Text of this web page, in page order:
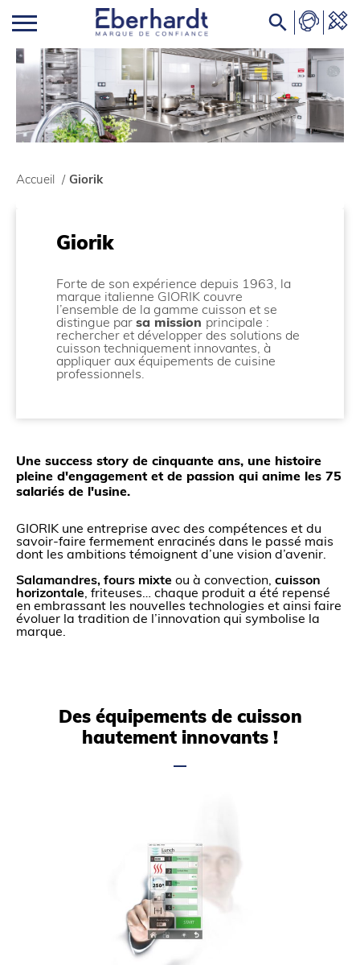

Giorik
Forte de son expérience depuis 1963, la
marque italienne GIORIK couvre
l’ensemble de la gamme cuisson et se
distingue par sa mission principale :
rechercher et développer des solutions de
cuisson techniquement innovantes, à
appliquer aux équipements de cuisine
professionnels.
Accueil / Giorik
Une success story de cinquante ans, une histoire
pleine d'engagement et de passion qui anime les 75
salariés de l'usine.
GIORIK une entreprise avec des compétences et du
savoir-faire fermement enracinés dans le passé mais
dont les ambitions témoignent d’une vision d’avenir.
Salamandres, fours mixte ou à convection, cuisson
horizontale, friteuses… chaque produit a été repensé
en embrassant les nouvelles technologies et ainsi faire
évoluer la tradition de l’innovation qui symbolise la
marque.
Des équipements de cuisson
hautement innovants !